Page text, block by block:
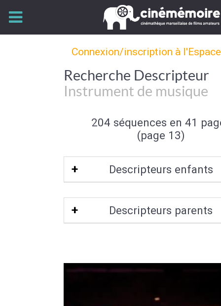
Connexion/inscription à
Recherche Descripteur
Instrument de musique
204 séquences en 41
(page 13)
Descripteurs enfants
Percussion
Descripteurs parents